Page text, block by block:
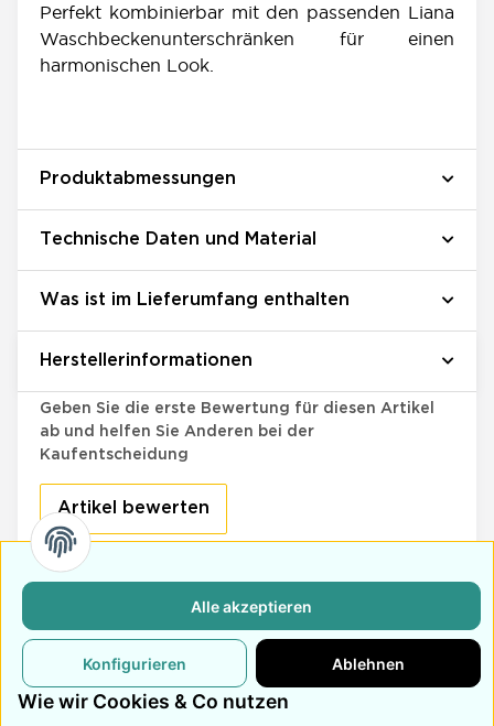
Perfekt kombinierbar mit den passenden Liana
Waschbeckenunterschränken für einen
harmonischen Look.
Produktabmessungen
Technische Daten und Material
Was ist im Lieferumfang enthalten
Herstellerinformationen
Geben Sie die erste Bewertung für diesen Artikel
ab und helfen Sie Anderen bei der
Kaufentscheidung
Artikel bewerten
Tagen Widerruf
möglich
innerhalb von 48
Alle akzeptieren
Konfigurieren Ablehnen
Wie wir Cookies & Co nutzen